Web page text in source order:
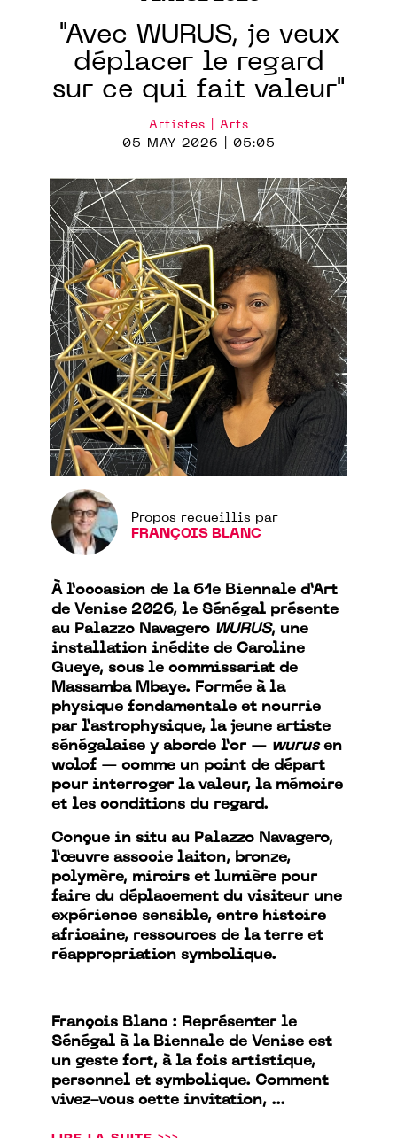
"Avec WURUS, je veux
déplacer le regard
sur ce qui fait valeur"
Artistes | Arts
05 MAY 2026 | 05:05
Propos recueillis par
FRANÇOIS BLANC
À l’occasion de la 61e Biennale d’Art
de Venise 2026, le Sénégal présente
au Palazzo Navagero WURUS, une
installation inédite de Caroline
Gueye, sous le commissariat de
Massamba Mbaye. Formée à la
physique fondamentale et nourrie
par l’astrophysique, la jeune artiste
sénégalaise y aborde l’or — wurusen
wolof — comme un point de départ
pour interroger la valeur, la mémoire
et les conditions du regard.
Conçue in situ au Palazzo Navagero,
l’œuvre associe laiton, bronze,
polymère, miroirs et lumière pour
faire du déplacement du visiteur une
expérience sensible, entre histoire
africaine, ressources de la terre et
réappropriation symbolique.
François Blanc : Représenter le
Sénégal à la Biennale de Venise est
un geste fort, à la fois artistique,
personnel et symbolique. Comment
vivez-vous cette invitation, ...